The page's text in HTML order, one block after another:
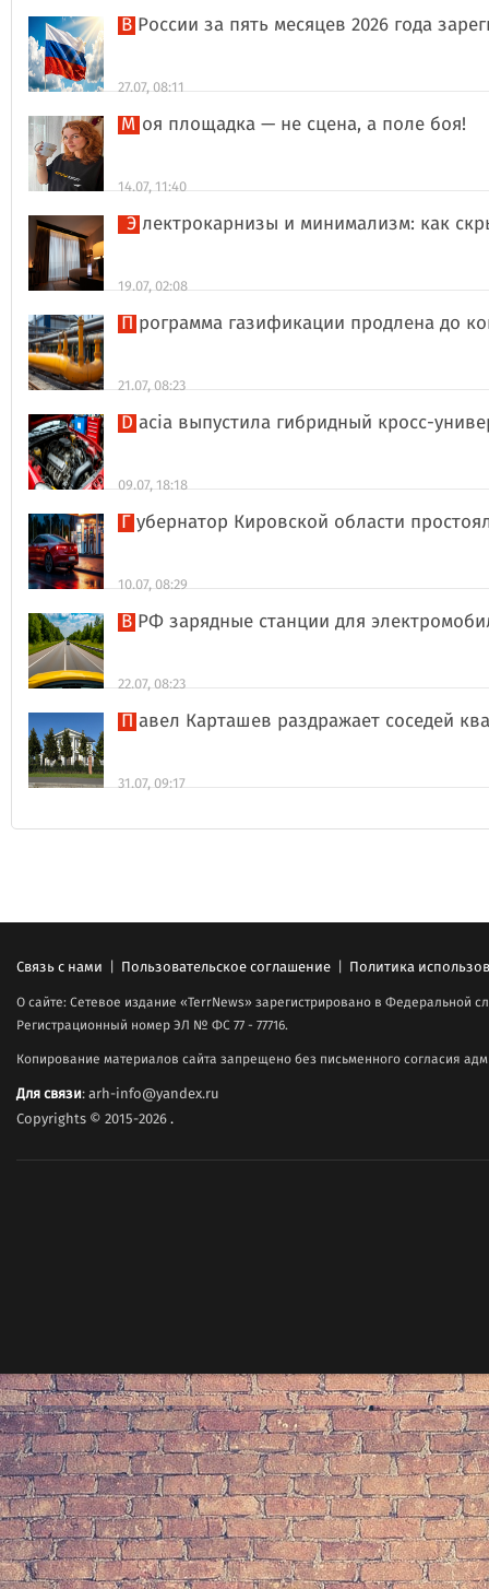
В России за пять месяцев 2026 года
27.07, 08:11
Моя площадка — не сцена, а поле боя!
14.07, 11:40
Электрокарнизы и минимализм: как
19.07, 02:08
Программа газификации продлена до
21.07, 08:23
Dacia выпустила гибридный кросс-
09.07, 18:18
Губернатор Кировской области
10.07, 08:29
В РФ зарядные станции для
22.07, 08:23
Павел Карташев раздражает соседей
31.07, 09:17
Связь с нами | Пользовательское соглашение | Политика
О сайте: Сетевое издание «TerrNews» зарегистрировано в Федеральной
Регистрационный номер ЭЛ № ФС 77 - 77716.
Копирование материалов сайта запрещено без письменного согласия
Для связи: arh-info@yandex.ru
Copyrights © 2015-2026.